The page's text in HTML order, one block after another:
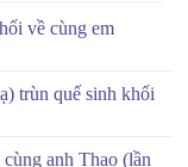
về cùng em
trùn quế sinh khối
anh Thao (lần